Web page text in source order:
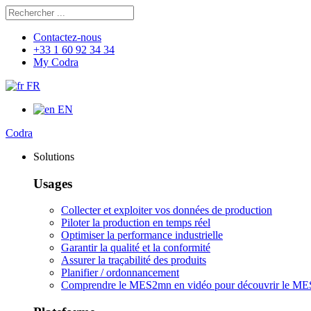
Rechercher
Contactez-nous
+33 1 60 92 34 34
My Codra
FR
EN
Codra
Solutions
Usages
Collecter et exploiter vos données de production
Piloter la production en temps réel
Optimiser la performance industrielle
Garantir la qualité et la conformité
Assurer la traçabilité des produits
Planifier / ordonnancement
Comprendre le MES2mn en vidéo pour découvrir le